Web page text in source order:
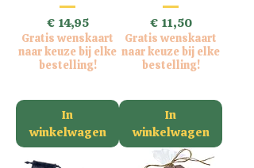
Prijs
€ 14,95
Gratis wenskaart
naar keuze bij elke
bestelling!
In
winkelwagen
Prijs
€ 11,50
Gratis wenskaart
naar keuze bij elke
bestelling!
In
winkelwagen